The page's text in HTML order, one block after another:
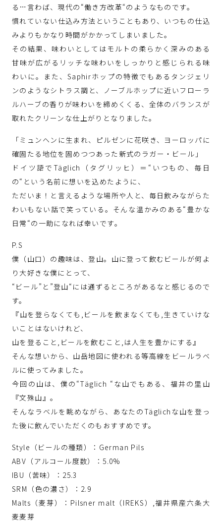
る…言わば、現代の“働き方改革“のようなものです。
慣れていない仕込み方法ということもあり、いつもの仕込
みよりもかなり時間がかかってしまいました。
その結果、味わいとしてはモルトの柔らかく深みのある
甘味が広がるリッチな味わいをしっかりと感じられる味
わいに。また、Saphirホップの特徴でもあるタンジェリ
ンのようなシトラス調と、ノーブルホップに近いフローラ
ルハーブの香りが味わいを締めくくる、全体のバランスが
取れたクリーンな仕上がりとなりました。
「ミュンヘンに生まれ、ピルゼンに花咲き、ヨーロッパに
確固たる地位を固めつつあった新式のラガー・ビール」
ドイツ語でTäglich（タグリッヒ）＝“いつもの、毎日
の“という名前に想いを込めたように、
ただいま！と言えるような場所や人と、毎日飲みながらた
わいもない話で笑っている。そんな温かみのある“豊かな
日常“の一助になれば幸いです。
P.S
僕（山口）の趣味は、登山。山に登って飲むビールが何よ
り大好きな僕にとって、
“ビール”と”登山“には通ずるところがあるなと感じるので
す。
『山を登らなくても,ビールを飲まなくても,生きていけな
いことはないけれど、
山を登ること,ビールを飲むこと,は人生を豊かにする』
そんな想いから、山岳地図に使われる等高線をビールラベ
ルに使ってみました。
今回の山は、僕の“Täglich “な山でもある、福井の里山
『文殊山』。
そんなラベルを眺めながら、あなたのTäglichな山を登っ
た後に飲んでいただくのもおすすめです。
Style（ビールの種類）：German Pils
ABV（アルコール度数）：5.0%
IBU（苦味）：25.3
SRM（色の濃さ）：2.9
Malts（麦芽）：Pilsner malt（IREKS）,福井県産六条大
麦麦芽